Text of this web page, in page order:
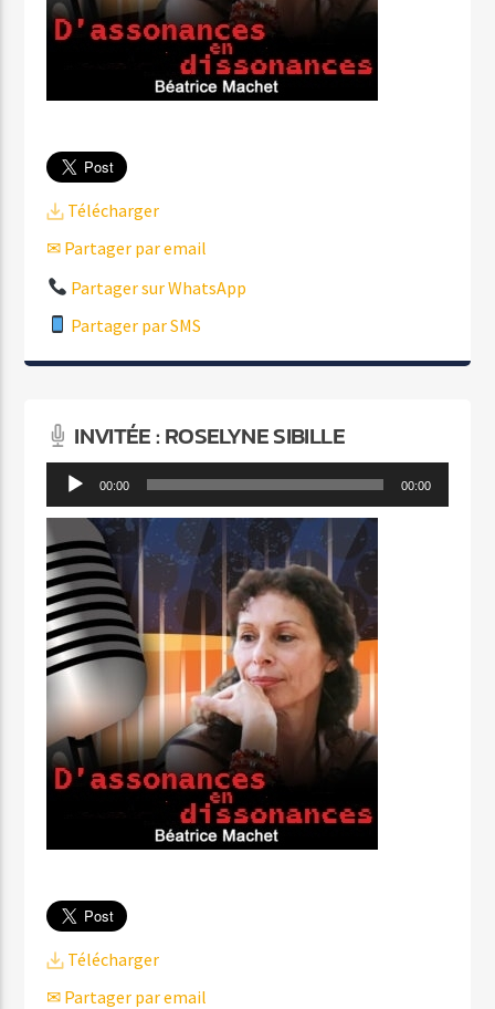
Télécharger
✉ Partager par email
Partager sur WhatsApp
Partager par SMS
INVITÉE : ROSELYNE SIBILLE
Lecteur 00:00 00:00
Télécharger
✉ Partager par email